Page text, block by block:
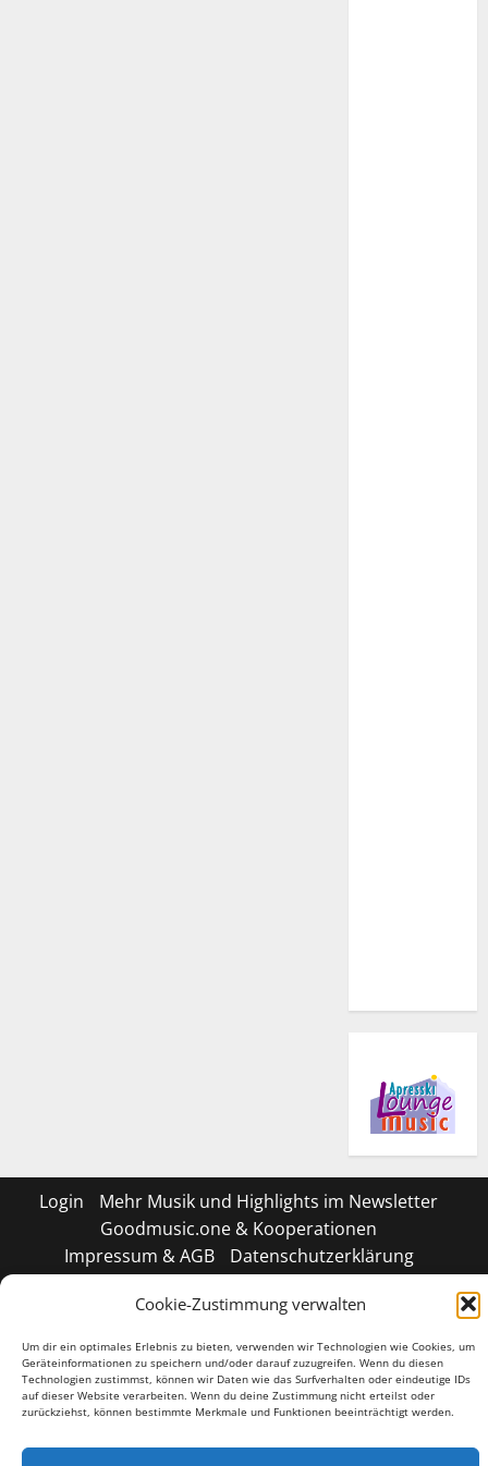
Cookie-Zustimmung verwalten
Um dir ein optimales Erlebnis zu bieten, verwenden wir Technologien wie Cookies, um
Geräteinformationen zu speichern und/oder darauf zuzugreifen. Wenn du diesen
Technologien zustimmst, können wir Daten wie das Surfverhalten oder eindeutige IDs
auf dieser Website verarbeiten. Wenn du deine Zustimmung nicht erteilst oder
zurückziehst, können bestimmte Merkmale und Funktionen beeinträchtigt werden.
Login
Mehr Musik und Highlights im Newsletter
Goodmusic.one & Kooperationen
Impressum & AGB
Datenschutzerklärung
Geschäftsbedingungen
TiktokFacebook
Instagram
X LinkedIN
Copyright © 2026 All rights reserved.|MoreNewsby